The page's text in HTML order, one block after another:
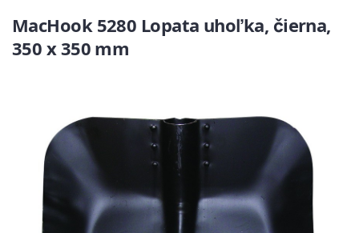
MacHook 5280 Lopata uhoľka, čierna,
350 x 350 mm